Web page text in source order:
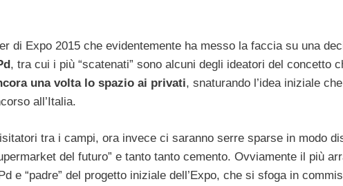
di Expo 2015 che evidentemente ha messo la faccia su una
, tra cui i più “scatenati” sono alcuni degli ideatori del concetto
una volta lo spazio ai privati, snaturando l’idea iniziale
all’Italia.
tra i campi, ora invece ci saranno serre sparse in modo
del futuro” e tanto tanto cemento. Ovviamente il più
e “padre” del progetto iniziale dell’Expo, che si sfoga in